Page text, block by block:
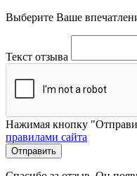
Выберите Ваше
Текст отзыва
Нажимая кнопку
правилами сайта
Отправить